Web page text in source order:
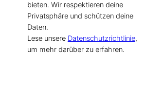
for Models & Influencers!
bieten. Wir respektieren deine
Privatsphäre und schützen deine
Daten.
Lese unsere Datenschutzrichtlinie,
um mehr darüber zu erfahren.